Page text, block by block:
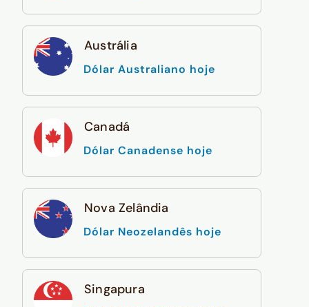
Austrália
Dólar Australiano hoje
Canadá
Dólar Canadense hoje
Nova Zelândia
Dólar Neozelandês hoje
Singapura